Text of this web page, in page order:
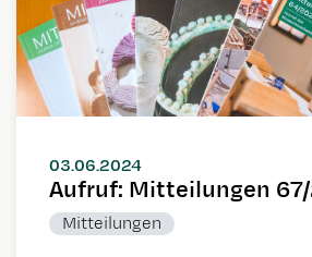
03.06.2024
Aufruf: Mitteilungen
Mitteilungen